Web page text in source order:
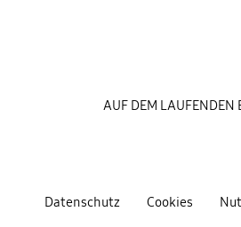
Datenschutz Cookies
AUF DEM LAUFENDEN